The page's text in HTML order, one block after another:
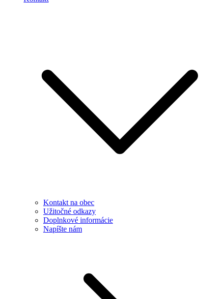
Kontakt na obec
Užitočné odkazy
Doplnkové informácie
Napíšte nám